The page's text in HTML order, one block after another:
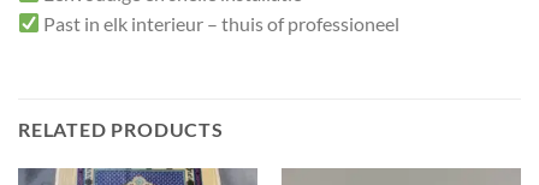
Past in elk interieur – thuis of professioneel
RELATED PRODUCTS